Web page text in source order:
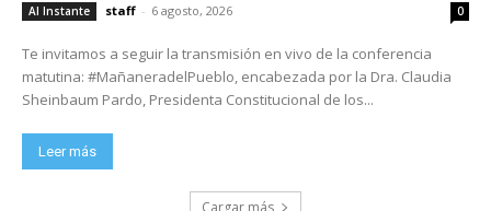
Al Instante staff - 6 agosto, 2026 0
Te invitamos a seguir la transmisión en vivo de la conferencia
matutina: #MañaneradelPueblo, encabezada por la Dra. Claudia
Sheinbaum Pardo, Presidenta Constitucional de los...
Leer más
Cargar más